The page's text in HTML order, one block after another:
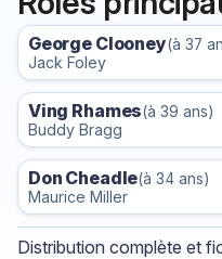
George Clooney(à 37
Jack Foley
Ving Rhames(à 39 ans)
Buddy Bragg
Don Cheadle(à 34 ans)
Maurice Miller
Distribution complète et